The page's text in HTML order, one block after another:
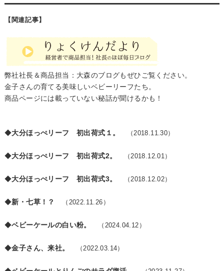
【関連記事】
弊社社長＆商品担当：大森のブログもぜひご覧ください。
金子さんの育てる美味しいベビーリーフたち。
商品ページには載っていない秘話が聞けるかも！
◆大分ほっぺリーフ 初出荷式１。 （2018.11.30）
◆大分ほっぺリーフ 初出荷式2。 （2018.12.01）
◆大分ほっぺリーフ 初出荷式3。 （2018.12.02）
◆新・七草！？ （2022.11.26）
◆ベビーケールの白い粉。 （2024.04.12）
◆金子さん、来社。 （2022.03.14）